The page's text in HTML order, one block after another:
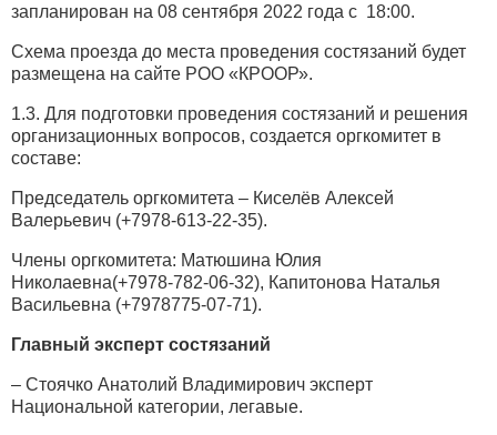
запланирован на 08 сентября 2022 года с 18:00.
Схема проезда до места проведения состязаний будет
размещена на сайте РОО «КРООР».
1.3. Для подготовки проведения состязаний и решения
организационных вопросов, создается оргкомитет в
составе:
Председатель оргкомитета – Киселёв Алексей
Валерьевич (+7978-613-22-35).
Члены оргкомитета: Матюшина Юлия
Николаевна(+7978-782-06-32), Капитонова Наталья
Васильевна (+7978775-07-71).
Главный эксперт состязаний
– Стоячко Анатолий Владимирович эксперт
Национальной категории, легавые.